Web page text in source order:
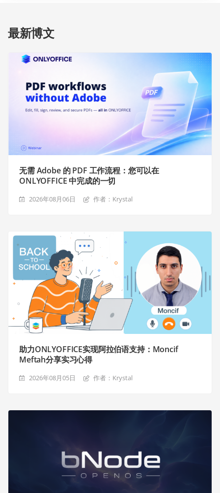
最新博文
无需 Adobe 的 PDF 工作流程：您可以在
ONLYOFFICE 中完成的一切
2026年08月06日 作者：Krystal
助力ONLYOFFICE实现阿拉伯语支持：Moncif
Meftah分享实习心得
2026年08月05日 作者：Krystal